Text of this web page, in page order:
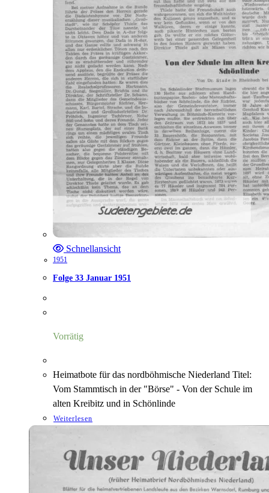
Schnellansicht
1951
Folge 33 Januar 1951
Vorrätig
Heimatbote für das nordböhmische Niederland Titel:
Vom Stammtisch in der "Börse" - Von der Schule im
alten Kreibitz und in Schönlinde
Weiterlesen